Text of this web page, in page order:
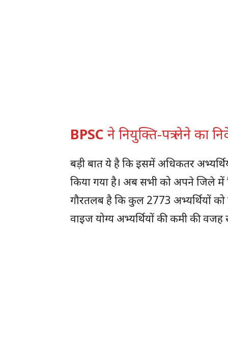
BPSC ने नियुक्ति-पत्र लेने का
बड़ी बात ये है कि इसमें अधिकतर
किया गया है। अब सभी को अपने जिले में
गौरतलब है कि कुल 2773 अभ्यर्थियों
वाइज योग्य अभ्यर्थियों की कमी की